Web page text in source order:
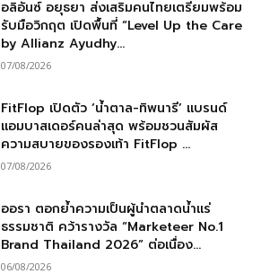
อลิอันซ์ อยุธยา ส่งเสริมคนไทยเตรียมพร้อม
รับมือวิกฤต เปิดพื้นที่ “Level Up the Care
by Allianz Ayudhy...
07/08/2026
FitFlop เปิดตัว ‘น้ำตาล-ทิพนารี’ แบรนด์
แอมบาสเดอร์คนล่าสุด พร้อมชวนสัมผัส
ความสบายของรองเท้า FitFlop ...
07/08/2026
ออรา ตอกย้ำความเป็นผู้นำตลาดน้ำแร่
ธรรมชาติ คว้ารางวัล “Marketeer No.1
Brand Thailand 2026” ต่อเนื่อง...
06/08/2026